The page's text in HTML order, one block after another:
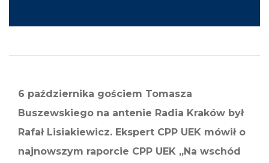
6 października gościem Tomasza
Buszewskiego na antenie Radia Kraków był
Rafał Lisiakiewicz. Ekspert CPP UEK mówił o
najnowszym raporcie CPP UEK „Na wschód